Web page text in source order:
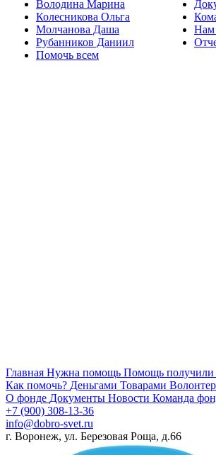
Володина Марина
Колесникова Ольга
Молчанова Даша
Рубанников Даниил
Помочь всем
Нам
Главная Нужна помощь Помощь получили
Как помочь? Деньгами Товарами
О фонде Документы Новости Команда
+7 (900) 308-13-36
info@dobro-svet.ru
г. Воронеж, ул. Березовая Роща, д.66